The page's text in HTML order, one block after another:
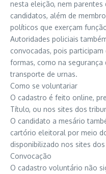
nesta eleição, nem
candidatos, além de
políticos que exerçam
Autoridades policiais
convocadas, pois
formas, como na
transporte de urnas.
Como se voluntariar
O cadastro é feito online,
Título, ou nos sites dos
O candidato a mesário
cartório eleitoral por meio
disponibilizado nos sites dos
Convocação
O cadastro voluntário não